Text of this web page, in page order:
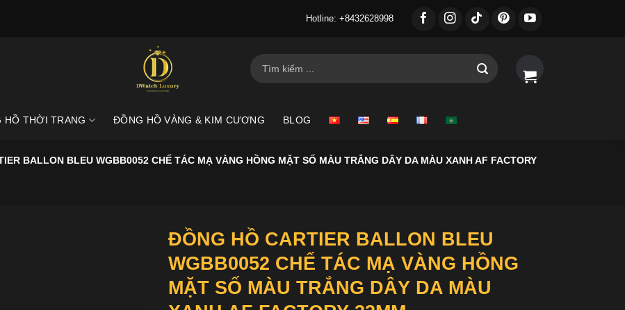
Hotline: +8432628998
Tìm
kiếm:
HỒ THỜI TRANG ĐỒNG HỒ VÀNG & KIM CƯƠNG BLOG
BALLON BLEU WGBB0052 CHẾ TÁC MẠ VÀNG HỒNG MẶT SỐ MÀU TRẮNG DÂY DA MÀU XANH AF FACTORY
ĐỒNG HỒ CARTIER BALLON BLEU
WGBB0052 CHẾ TÁC MẠ VÀNG HỒNG
MẶT SỐ MÀU TRẮNG DÂY DA MÀU